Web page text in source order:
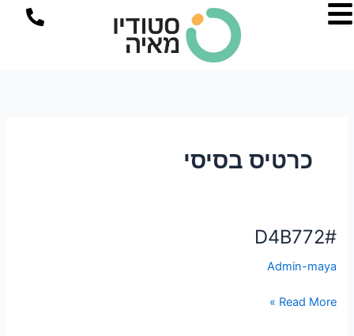
דילוג
לתוכן
P
כרטיס בסיסי
#D4B772
Admin-maya
#D4B772
Read More »